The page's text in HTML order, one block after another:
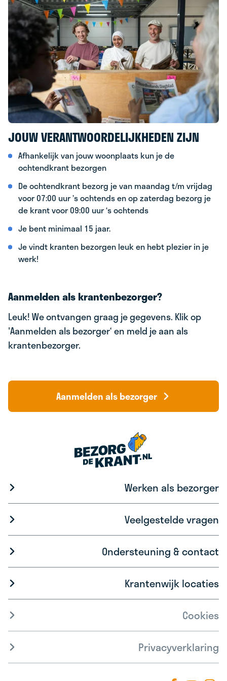
JOUW VERANTWOORDELIJKHEDEN ZIJN
Afhankelijk van jouw woonplaats kun je de
ochtendkrant bezorgen
De ochtendkrant bezorg je van maandag t/m vrijdag
voor 07:00 uur ’s ochtends en op zaterdag bezorg je
de krant voor 09:00 uur ‘s ochtends
Je bent minimaal 15 jaar.
Je vindt kranten bezorgen leuk en hebt plezier in je
werk!
Aanmelden als krantenbezorger?
Leuk! We ontvangen graag je gegevens. Klik op
'Aanmelden als bezorger‘ en meld je aan als
krantenbezorger.
Aanmelden als bezorger
Werken als bezorger
Veelgestelde vragen
Ondersteuning & contact
Krantenwijk locaties
Cookies
Privacyverklaring